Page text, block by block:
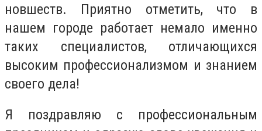
новшеств. Приятно отметить, что в
нашем городе работает немало именно
таких специалистов, отличающихся
высоким профессионализмом и знанием
своего дела!
Я поздравляю с профессиональным